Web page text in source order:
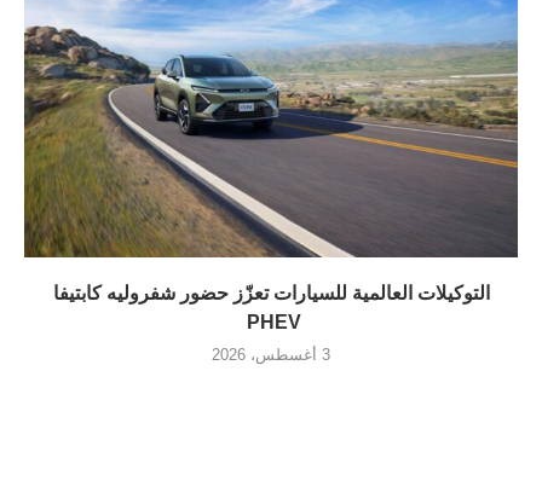
التوكيلات العالمية للسيارات تعزّز حضور شفروليه كابتيفا
PHEV
3 أغسطس، 2026